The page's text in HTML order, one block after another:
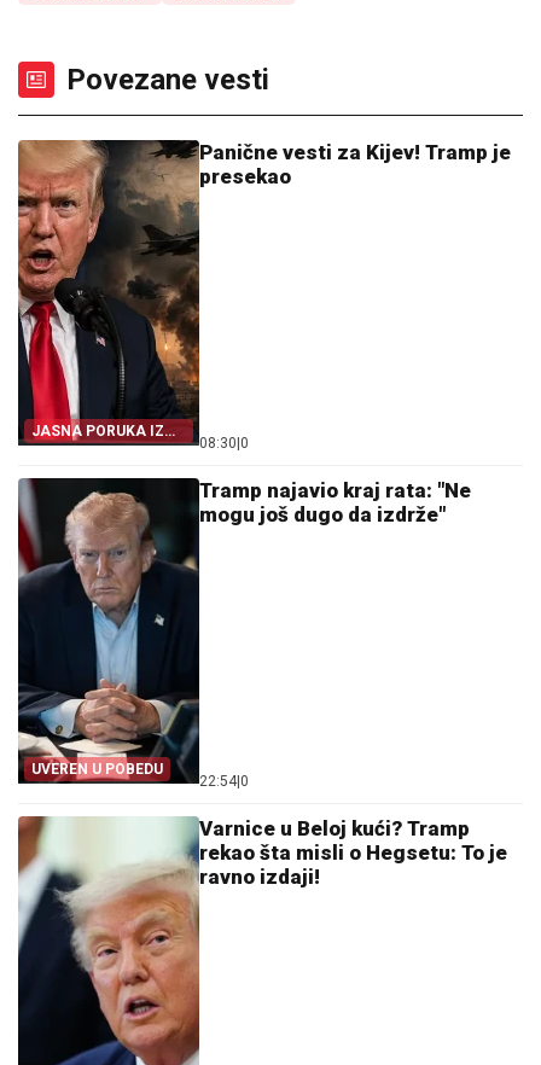
Povezane vesti
JASNA PORUKA IZ
VAŠINGTONA
Panične vesti za Kijev! Tramp je
presekao
08:30 0
UVEREN U POBEDU
Tramp najavio kraj rata: "Ne
mogu još dugo da izdrže"
22:54 0
Varnice u Beloj kući? Tramp
rekao šta misli o Hegsetu: To je
ravno izdaji!